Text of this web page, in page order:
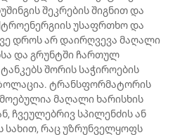
შეკრების შიგნით და
უსაფრთხო და
დროს არ დაირღვევა მაღალი
და გრუნტში ჩართულ
შორის საჭიროების
ტრანსფორმატორის
მაღალი ხარისხის
ჩვეულებრივ სპილენძის ან
სახით, რაც უზრუნველყოფს